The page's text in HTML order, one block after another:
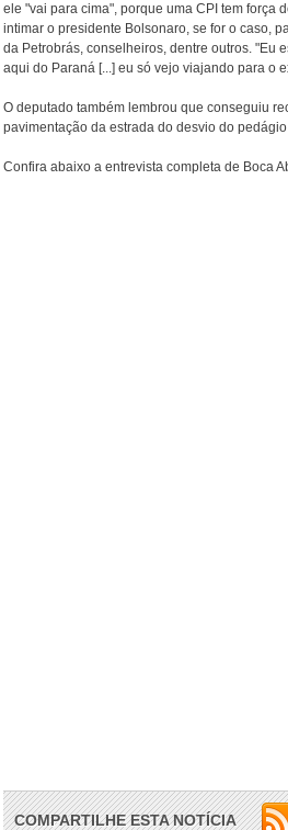
ele "vai para cima", porque uma CPI tem força
intimar o presidente Bolsonaro, se for o caso,
da Petrobrás, conselheiros, dentre outros. "Eu
aqui do Paraná [...] eu só vejo viajando para o
O deputado também lembrou que conseguiu
pavimentação da estrada do desvio do
Confira abaixo a entrevista completa de Boca
COMPARTILHE ESTA NOTÍCIA